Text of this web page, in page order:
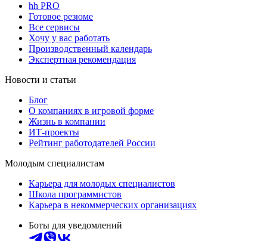
hh PRO
Готовое резюме
Все сервисы
Хочу у вас работать
Производственный календарь
Экспертная рекомендация
Новости и статьи
Блог
О компаниях в игровой форме
Жизнь в компании
ИТ-проекты
Рейтинг работодателей России
Молодым специалистам
Карьера для молодых специалистов
Школа программистов
Карьера в некоммерческих организациях
Боты для уведомлений